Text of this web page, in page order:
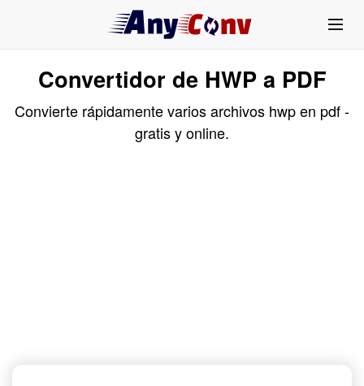
Convertidor de HWP a PDF
Convierte rápidamente varios archivos hwp en pdf -
gratis y online.